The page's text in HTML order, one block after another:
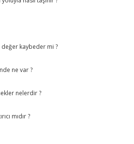
değer kaybeder mi ?
ne var ?
nelerdir ?
mıdır ?